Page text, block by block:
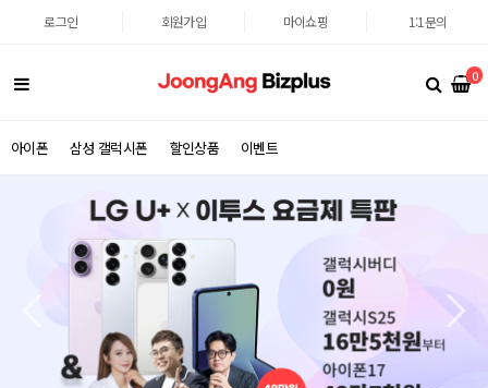
로그인 회원가입 마이쇼핑 1:1문의
0
아이폰 삼성 갤럭시폰 할인상품 이벤트